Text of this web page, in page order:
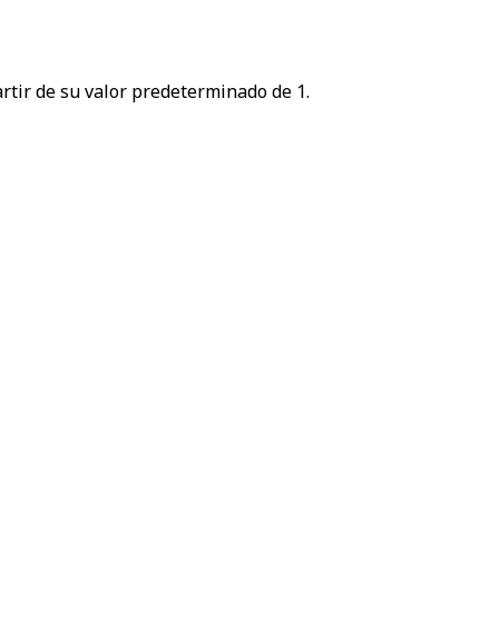
de su valor predeterminado de 1.